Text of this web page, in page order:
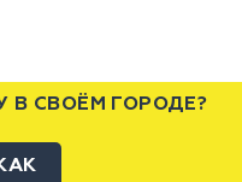
В СВОЁМ ГОРОДЕ?